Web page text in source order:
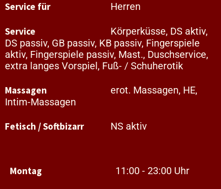
Service für Herren
Service
Körperküsse, DS aktiv,
DS passiv, GB passiv, KB passiv, Fingerspiele
aktiv, Fingerspiele passiv, Mast., Duschservice,
extra langes Vorspiel, Fuß- / Schuherotik
Massagen
erot. Massagen, HE,
Intim-Massagen
Fetisch / Softbizarr NS aktiv
Montag 11:00 - 23:00 Uhr